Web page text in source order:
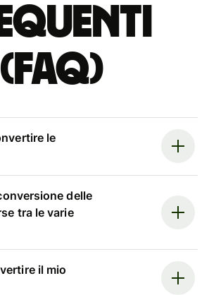
(FAQ)
le
delle
tra le varie
il mio